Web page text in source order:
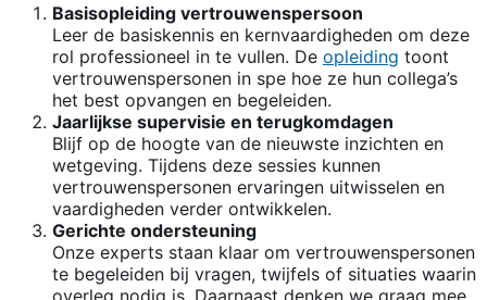
Basisopleiding vertrouwenspersoon
Leer de basiskennis en kernvaardigheden om deze
rol professioneel in te vullen. De opleiding toont
vertrouwenspersonen in spe hoe ze hun collega’s
het best opvangen en begeleiden.
Jaarlijkse supervisie en terugkomdagen
Blijf op de hoogte van de nieuwste inzichten en
wetgeving. Tijdens deze sessies kunnen
vertrouwenspersonen ervaringen uitwisselen en
vaardigheden verder ontwikkelen.
Gerichte ondersteuning
Onze experts staan klaar om vertrouwenspersonen
te begeleiden bij vragen, twijfels of situaties waarin
overleg nodig is. Daarnaast denken we graag mee